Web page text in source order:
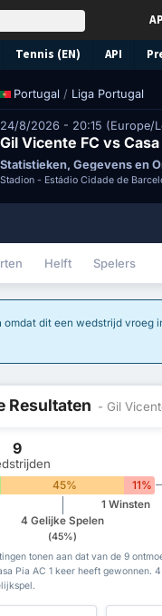
Tennis (EN) API
Portugal / Liga Portugal
24/8/2026 - 20:15 (Europe/
Gil Vicente FC vs Casa
Statistieken, Gegevens en
Stadion - Estádio Cidade de
Helft Spelers
dit een wedstrijd vroeg
Resultaten - Gil
9
45% 11%
4 Gelijke Spelen
(45%)
1 Winsten
tonen aan dat van de 9
Pia AC 1 keer heeft gewonnen.